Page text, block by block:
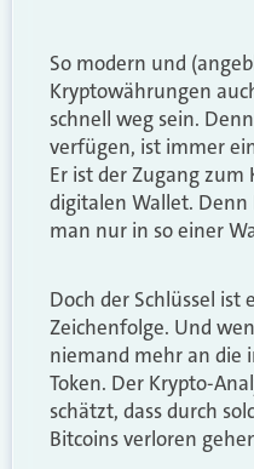
So modern und
Kryptowährungen
schnell weg sein.
verfügen, ist immer
Er ist der Zugang
digitalen Wallet.
man nur in so einer
Doch der Schlüssel ist
Zeichenfolge. Und
niemand mehr an die
Token. Der Krypto-
schätzt, dass durch
Bitcoins verloren